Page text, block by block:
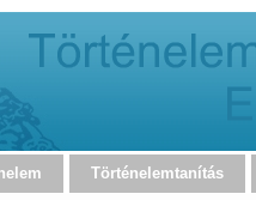
Történelemtanítás